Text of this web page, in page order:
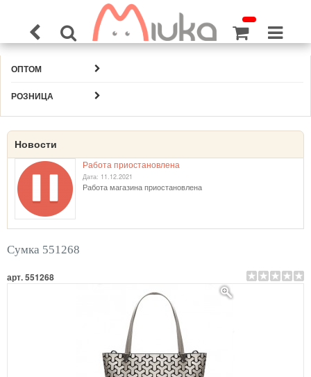
ОПТОМ
РОЗНИЦА
Новости
Работа приостановлена
Дата: 11.12.2021
Работа магазина приостановлена
Сумка 551268
арт. 551268